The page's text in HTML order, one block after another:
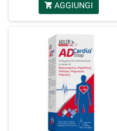
shopping_cart AGGIUNGI